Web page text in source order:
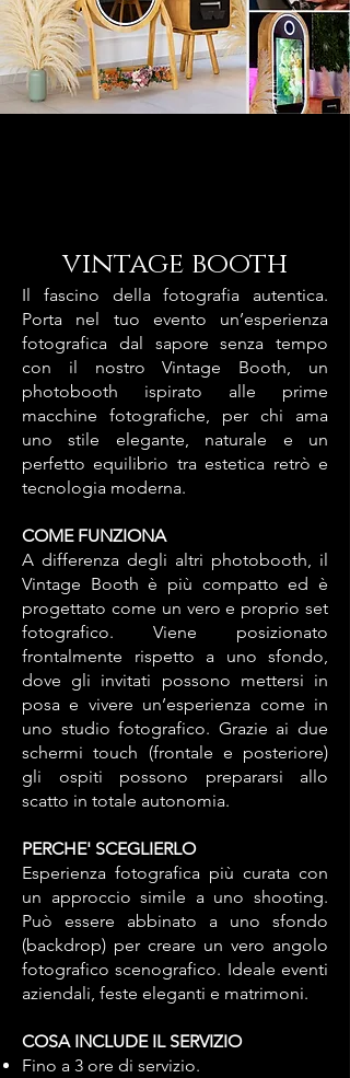
vintage booth
Il fascino della fotografia autentica.
Porta nel tuo evento un’esperienza
fotografica dal sapore senza tempo
con il nostro Vintage Booth, un
photobooth ispirato alle prime
macchine fotografiche, per chi ama
uno stile elegante, naturale e un
perfetto equilibrio tra estetica retrò e
tecnologia moderna.
COME FUNZIONA
A differenza degli altri photobooth, il
Vintage Booth è più compatto ed è
progettato come un vero e proprio set
fotografico. Viene posizionato
frontalmente rispetto a uno sfondo,
dove gli invitati possono mettersi in
posa e vivere un’esperienza come in
uno studio fotografico. Grazie ai due
schermi touch (frontale e posteriore)
gli ospiti possono prepararsi allo
scatto in totale autonomia.
PERCHE' SCEGLIERLO
Esperienza fotografica più curata con
un approccio simile a uno shooting.
Può essere abbinato a uno sfondo
(backdrop) per creare un vero angolo
fotografico scenografico. Ideale eventi
aziendali, feste eleganti e matrimoni.
COSA INCLUDE IL SERVIZIO
Fino a 3 ore di servizio.